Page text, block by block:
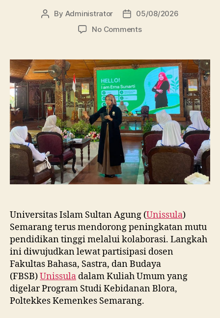
Post
By Administrator
Post
date
05/08/2026
No Commentson
Unissula
Bekali
Mahasiswa
Kebidanan
Blora
Etika
dan
Keterampilan
Public
Speaking
Universitas Islam Sultan Agung (Unissula)
Semarang terus mendorong peningkatan mutu
pendidikan tinggi melalui kolaborasi. Langkah
ini diwujudkan lewat partisipasi dosen
Fakultas Bahasa, Sastra, dan Budaya
(FBSB)Unissula dalam Kuliah Umum yang
digelar Program Studi Kebidanan Blora,
Poltekkes Kemenkes Semarang.